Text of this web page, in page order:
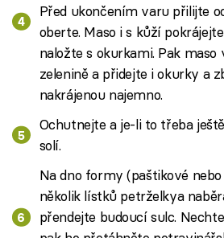
Před ukončením varu přilijte
oberte. Maso i s kůží
naložte s okurkami. Pak
zelenině a přidejte i okurky a
nakrájenou najemno.
Ochutnejte a je-li to třeba
solí.
Na dno formy (paštikové
několik lístků petrželkya
přendejte budoucí sulc.